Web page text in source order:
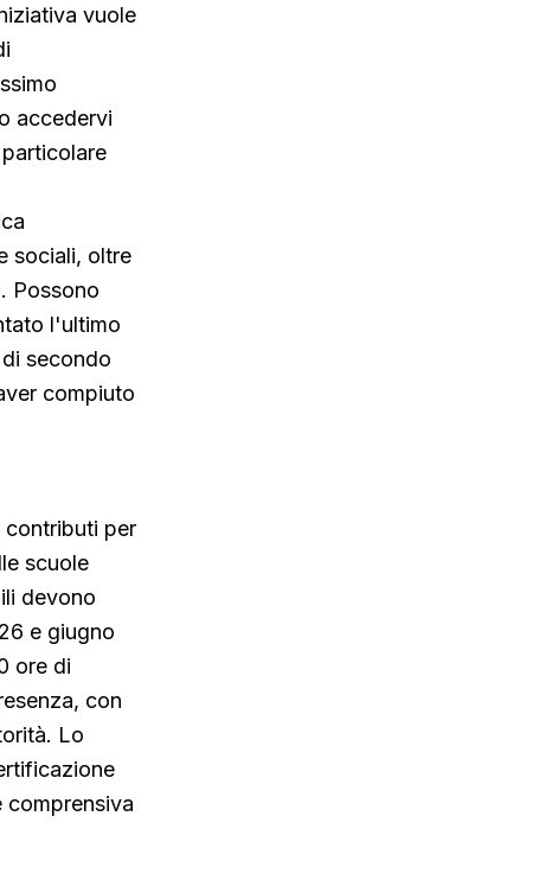
vuole
accedervi
sociali, oltre
Possono
l'ultimo
secondo
compiuto
contributi per
scuole
devono
e giugno
ore di
con
Lo
comprensiva